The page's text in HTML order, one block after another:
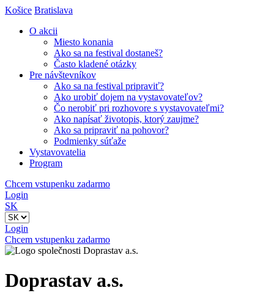
Košice Bratislava
O akcii
Miesto konania
Ako sa na festival dostaneš?
Často kladené otázky
Pre návštevníkov
Ako sa na festival pripraviť?
Ako urobiť dojem na vystavovateľov?
Čo nerobiť pri rozhovore s vystavovateľmi?
Ako napísať životopis, ktorý zaujme?
Ako sa pripraviť na pohovor?
Podmienky súťaže
Vystavovatelia
Program
Chcem vstupenku zadarmo
Login
SK
Login
Chcem vstupenku zadarmo
Doprastav a.s.